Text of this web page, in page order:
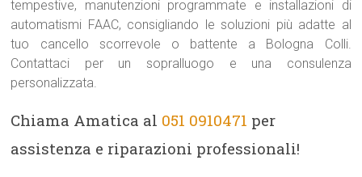
tempestive, manutenzioni programmate e installazioni di
automatismi FAAC, consigliando le soluzioni più adatte al
tuo cancello scorrevole o battente a Bologna Colli.
Contattaci per un sopralluogo e una consulenza
personalizzata.
Chiama Amatica al 051 0910471 per
assistenza e riparazioni professionali!